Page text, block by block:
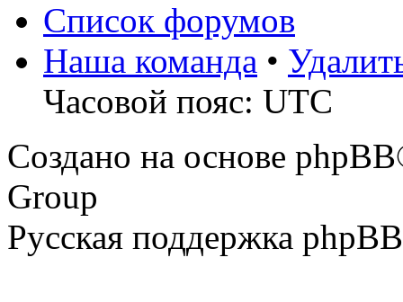
Список форумов
Наша команда •
Часовой пояс: UTC
Создано на основе
Group
Русская поддержка phpBB